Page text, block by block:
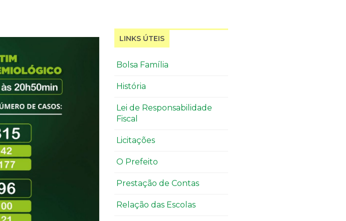
LINKS ÚTEIS
Bolsa Família
História
Lei de Responsabilidade
Fiscal
Licitações
O Prefeito
Prestação de Contas
Relação das Escolas